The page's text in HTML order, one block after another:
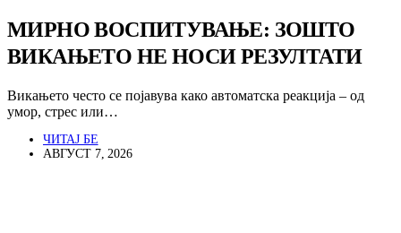
МИРНО ВОСПИТУВАЊЕ: ЗОШТО
ВИКАЊЕТО НЕ НОСИ РЕЗУЛТАТИ
Викањето често се појавува како автоматска реакција – од
умор, стрес или…
ЧИТАЈ БЕ
АВГУСТ 7, 2026